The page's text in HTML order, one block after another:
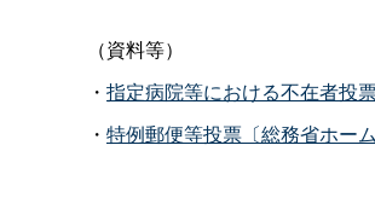
（資料等）
・ 指定病院等における不在者投
・ 特例郵便等投票〔総務省ホー